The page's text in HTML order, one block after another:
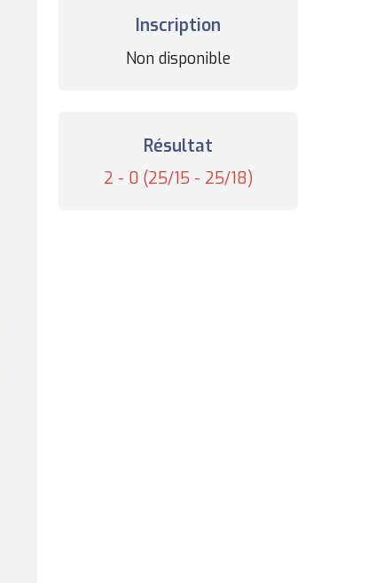
Inscription
Non disponible
Résultat
Résultat
2 - 0 (25/15 - 25/18)